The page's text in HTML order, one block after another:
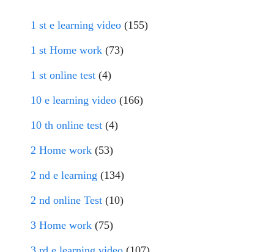
1 st e learning video (155)
1 st Home work (73)
1 st online test (4)
10 e learning video (166)
10 th online test (4)
2 Home work (53)
2 nd e learning (134)
2 nd online Test (10)
3 Home work (75)